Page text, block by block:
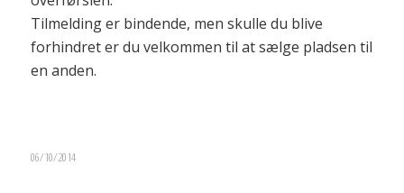
Tilmelding er bindende, men skulle du blive
forhindret er du velkommen til at sælge pladsen til
en anden.
06/10/2014